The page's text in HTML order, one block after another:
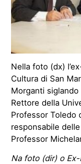
Nella foto (dx)
Cultura di San
Morganti siglando
Rettore della
Professor Toledo
responsabile
Professor
Na foto (dir) o